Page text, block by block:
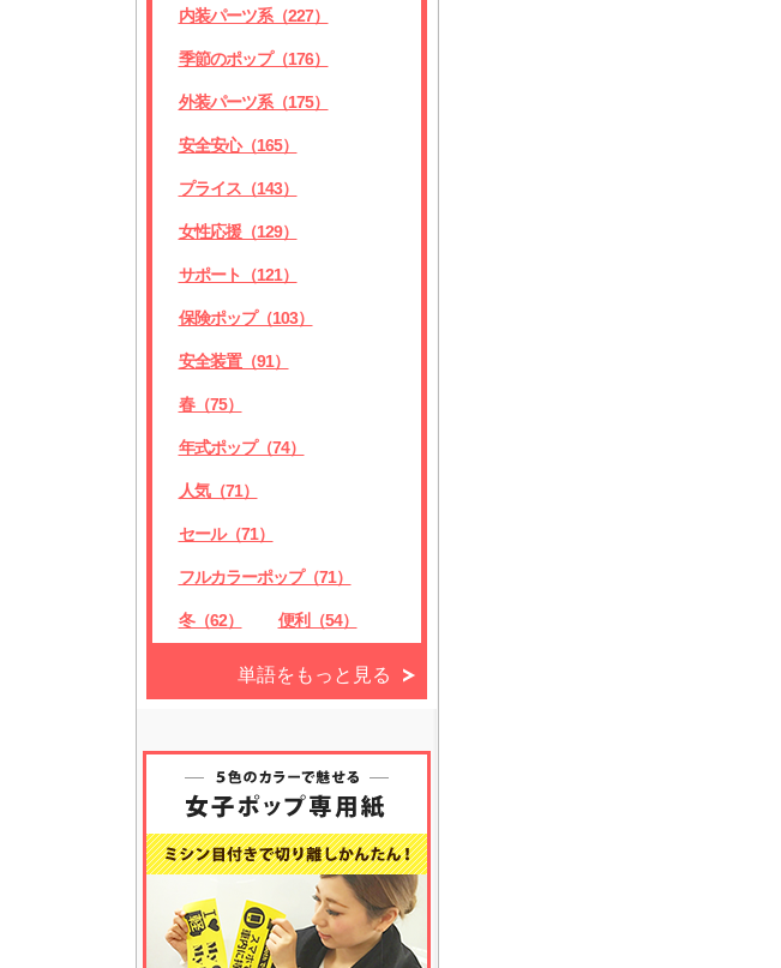
内装パーツ系（227）
季節のポップ（176）
外装パーツ系（175）
安全安心（165）
プライス（143）
女性応援（129）
サポート（121）
保険ポップ（103）
安全装置（91）
春（75）
年式ポップ（74）
人気（71）
セール（71）
フルカラーポップ（71）
冬（62） 便利（54）
単語をもっと見る